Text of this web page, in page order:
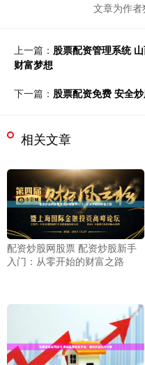
文章为作
上一篇： 股票配资管理系统
财富梦想
下一篇： 股票配资免费 安全
相关文章
配资炒股网股票 配资炒股新手
入门：从零开始的财富之路